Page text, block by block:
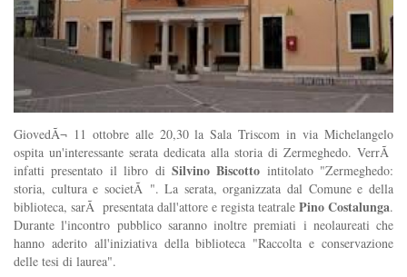
GiovedÃ¬ 11 ottobre alle 20,30 la Sala Triscom in via Michelangelo
ospita un'interessante serata dedicata alla storia di Zermeghedo. VerrÃ
infatti presentato il libro di Silvino Biscotto intitolato "Zermeghedo:
storia, cultura e societÃ ". La serata, organizzata dal Comune e della
biblioteca, sarÃ presentata dall'attore e regista teatrale Pino Costalunga.
Durante l'incontro pubblico saranno inoltre premiati i neolaureati che
hanno aderito all'iniziativa della biblioteca "Raccolta e conservazione
delle tesi di laurea".